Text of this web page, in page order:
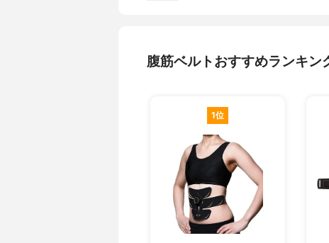
腹筋ベルトおすすめランキン
1位